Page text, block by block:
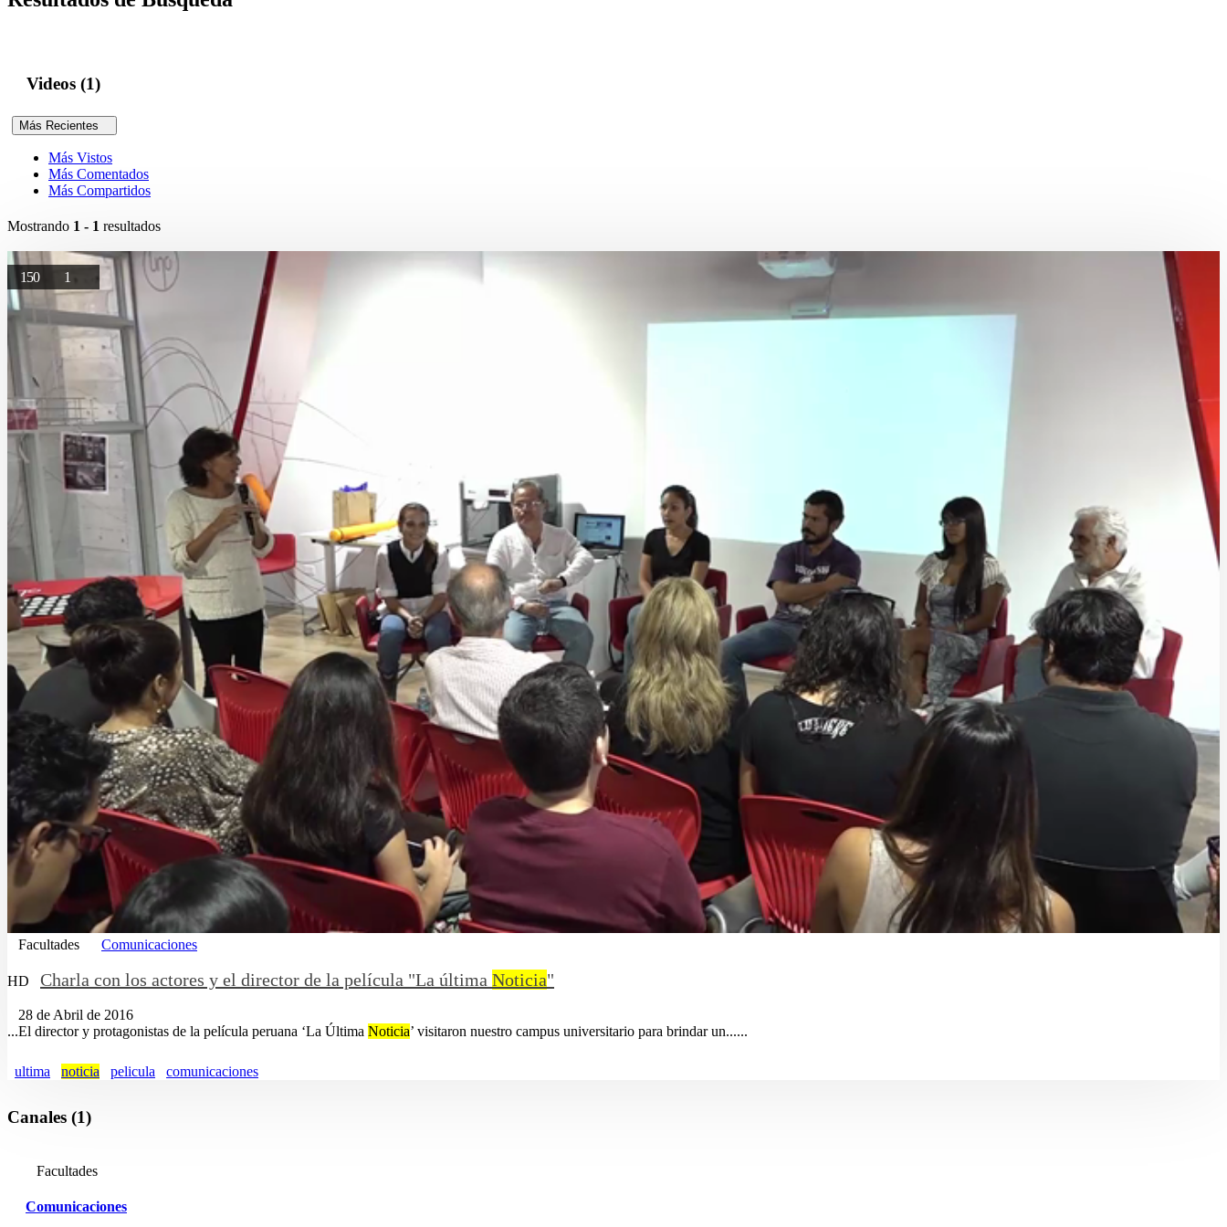
Videos (1)
Más Recientes
Más Vistos
Más Comentados
Más Compartidos
Mostrando 1 - 1 resultados
150 1
Facultades Comunicaciones
HD Charla con los actores y el director de la película "La última Noticia"
28 de Abril de 2016
...El director y protagonistas de la película peruana ‘La Última Noticia’ visitaron nuestro campus universitario para brindar un......
ultima noticia pelicula comunicaciones
Canales (1)
Facultades
Comunicaciones